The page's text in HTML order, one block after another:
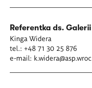
Referentka ds. Galerii
Kinga Widera
tel.: +48 71 30 25 876
e-mail: